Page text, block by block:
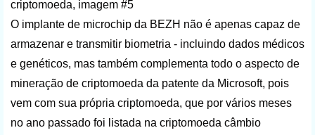
criptomoeda, imagem #5
O implante de microchip da BEZH não é apenas capaz de
armazenar e transmitir biometria - incluindo dados médicos
e genéticos, mas também complementa todo o aspecto de
mineração de criptomoeda da patente da Microsoft, pois
vem com sua própria criptomoeda, que por vários meses
no ano passado foi listada na criptomoeda câmbio